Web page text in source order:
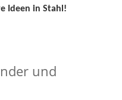
Ideen in Stahl!
und